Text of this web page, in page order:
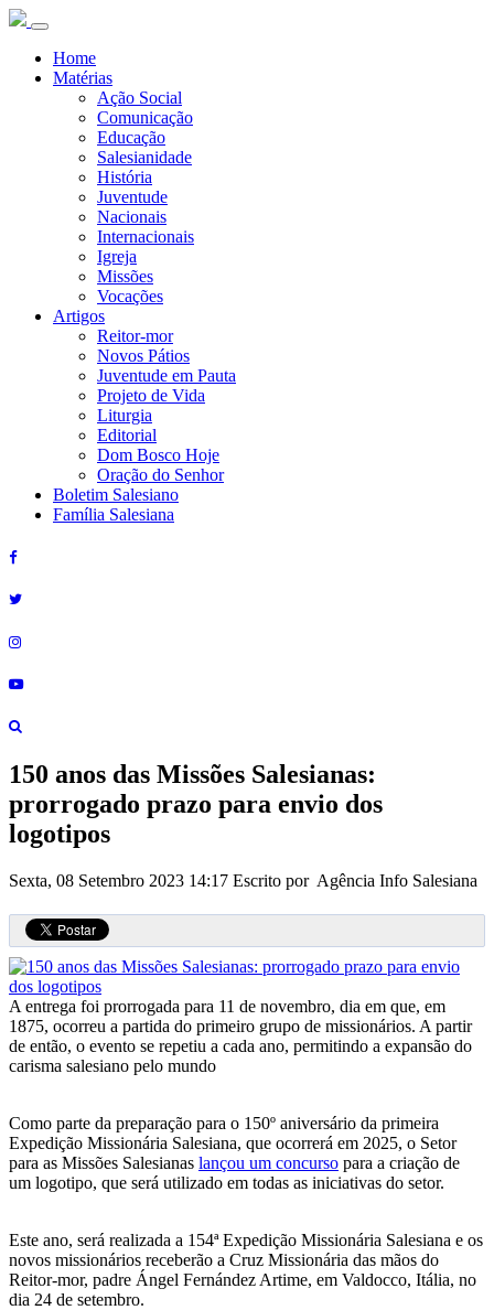
Home
Matérias
Ação Social
Comunicação
Educação
Salesianidade
História
Juventude
Nacionais
Internacionais
Igreja
Missões
Vocações
Artigos
Reitor-mor
Novos Pátios
Juventude em Pauta
Projeto de Vida
Liturgia
Editorial
Dom Bosco Hoje
Oração do Senhor
Boletim Salesiano
Família Salesiana
150 anos das Missões Salesianas:
prorrogado prazo para envio dos
logotipos
Sexta, 08 Setembro 2023 14:17 Escrito por Agência Info Salesiana
A entrega foi prorrogada para 11 de novembro, dia em que, em
1875, ocorreu a partida do primeiro grupo de missionários. A partir
de então, o evento se repetiu a cada ano, permitindo a expansão do
carisma salesiano pelo mundo
Como parte da preparação para o 150º aniversário da primeira
Expedição Missionária Salesiana, que ocorrerá em 2025, o Setor
para as Missões Salesianas lançou um concurso para a criação de
um logotipo, que será utilizado em todas as iniciativas do setor.
Este ano, será realizada a 154ª Expedição Missionária Salesiana e os
novos missionários receberão a Cruz Missionária das mãos do
Reitor-mor, padre Ángel Fernández Artime, em Valdocco, Itália, no
dia 24 de setembro.